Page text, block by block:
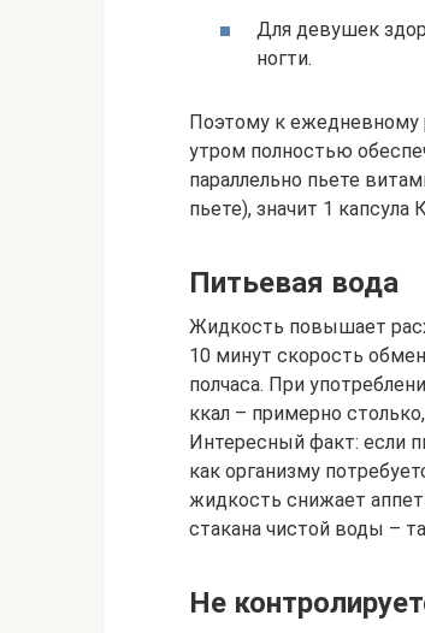
Для девушек
ногти.
Поэтому к ежедневному
утром полностью
параллельно пьете
пьете), значит 1 капсула
Питьевая вода
Жидкость повышает
10 минут скорость
полчаса. При
ккал – примерно
Интересный факт: если
как организму
жидкость снижает
стакана чистой воды –
Не